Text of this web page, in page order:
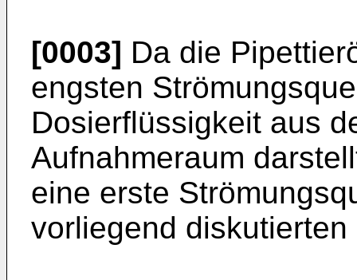
[0003] Da die
engsten
Dosierflüssigkeit aus
Aufnahmeraum
eine erste
vorliegend